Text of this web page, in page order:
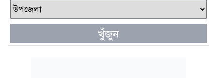
খুঁজুন